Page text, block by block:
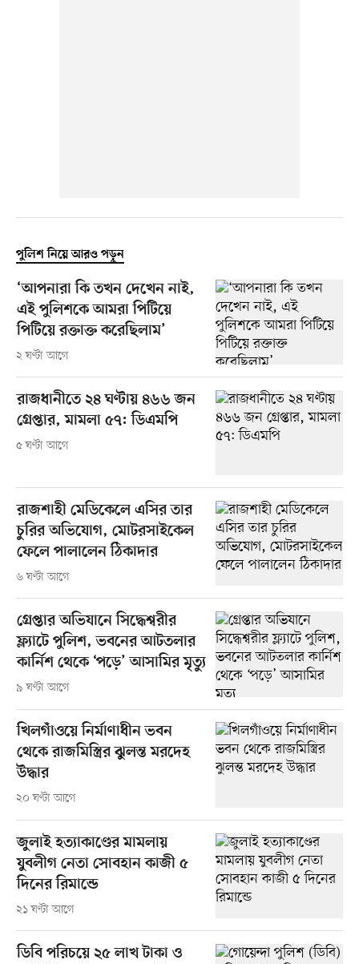
পুলিশ নিয়ে আরও পড়ুন
‘আপনারা কি তখন দেখেন নাই,
এই পুলিশকে আমরা পিটিয়ে
পিটিয়ে রক্তাক্ত করেছিলাম’
২ ঘণ্টা আগে
রাজধানীতে ২৪ ঘণ্টায় ৪৬৬ জন
গ্রেপ্তার, মামলা ৫৭: ডিএমপি
৫ ঘণ্টা আগে
রাজশাহী মেডিকেলে এসির তার
চুরির অভিযোগ, মোটরসাইকেল
ফেলে পালালেন ঠিকাদার
৬ ঘণ্টা আগে
গ্রেপ্তার অভিযানে সিদ্ধেশ্বরীর
ফ্ল্যাটে পুলিশ, ভবনের আটতলার
কার্নিশ থেকে ‘পড়ে’ আসামির মৃত্যু
৯ ঘণ্টা আগে
খিলগাঁওয়ে নির্মাণাধীন ভবন
থেকে রাজমিস্ত্রির ঝুলন্ত মরদেহ
উদ্ধার
২০ ঘণ্টা আগে
জুলাই হত্যাকাণ্ডের মামলায়
যুবলীগ নেতা সোবহান কাজী ৫
দিনের রিমান্ডে
২১ ঘণ্টা আগে
ডিবি পরিচয়ে ২৫ লাখ টাকা ও